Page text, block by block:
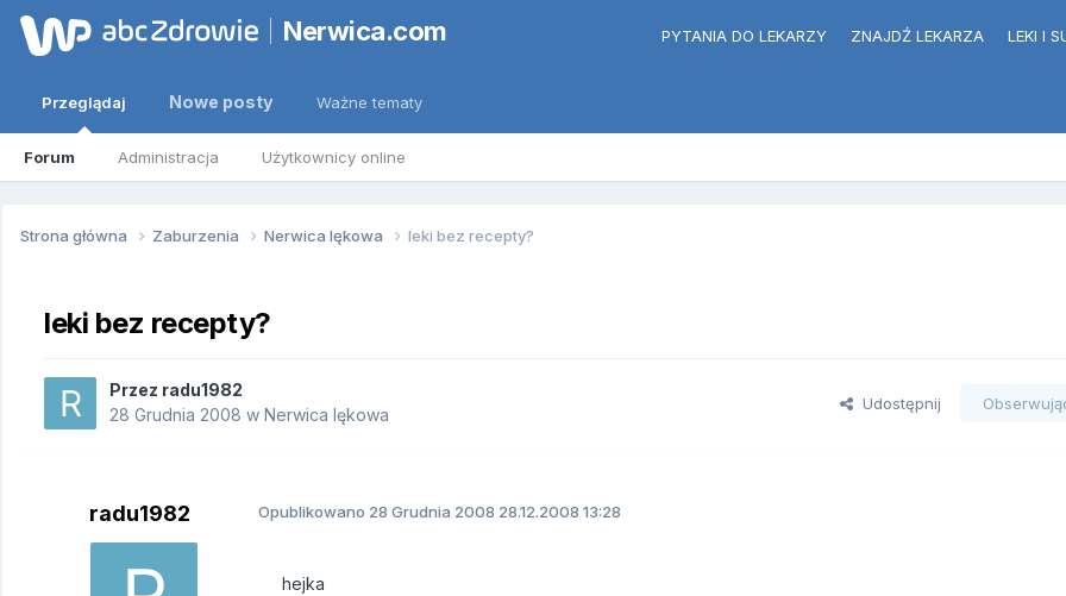
Nerwica.com PYTANIA DO LEKARZY ZNAJDŹ LEKARZA LEKI I
Przeglądaj
Forum Administracja Użytkownicy online
Nowe posty Ważne tematy
Strona główna Zaburzenia Nerwica lękowa leki bez recepty?
leki bez recepty?
Przez radu1982
28 Grudnia 2008 w Nerwica lękowa
Udostępnij
radu1982 Opublikowano 28 Grudnia 2008 28.12.2008 13:28
hejka